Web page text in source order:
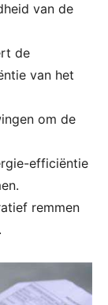
van de
de
van het
om de
efficiëntie
remmen